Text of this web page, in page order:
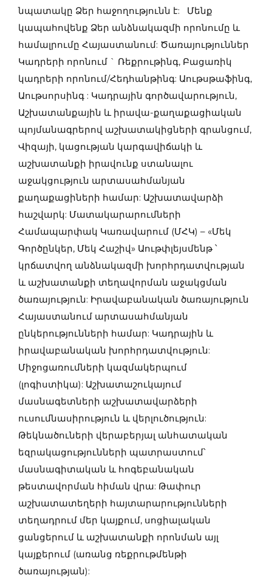
նպատակը Ձեր հաջողությունն է: Մենք
կապահովենք Ձեր անձնակազմի որոնումը և
համալրումը Հայաստանում: Ծառայություններ
Կադրերի որոնում ` Ռեքրութինգ, Բացառիկ
կադրերի որոնում/Հեդհանթինգ: Աութսթաֆինգ,
Աութսորսինգ : Կադրային գործավարություն,
Աշխատանքային և իրավա-քաղաքացիական
պոյմանագրերով աշխատակիցների գրանցում,
Վիզայի, կացության կարգավիճակի և
աշխատանքի իրավունք ստանալու
աջակցություն արտասահմանյան
քաղաքացիների համար: Աշխատավարձի
հաշվարկ: Մատակարարումների
Համապարփակ Կառավարում (ՄՀԿ) – «Մեկ
Գործընկեր, Մեկ Հաշիվ» Աութփլեյսմենթ ՝
կրճատվող անձնակազմի խորհրդատվության
և աշխատանքի տեղավորման աջակցման
ծառայություն: Իրավաբանական ծառայություն
Հայաստանում արտասահմանյան
ընկերությունների համար: Կադրային և
իրավաբանական խորհրդատվություն:
Միջոցառումների կազմակերպում
(լոգիստիկա): Աշխատաշուկայում
մասնագետների աշխատավարձերի
ուսումնասիրություն և վերլուծություն:
Թեկնածուների վերաբերյալ անհատական
եզրակացությունների պատրաստում՝
մասնագիտական և հոգեբանական
թեստավորման հիման վրա: Թափուր
աշխատատեղերի հայտարարությունների
տեղադրում մեր կայքում, սոցիալական
ցանցերում և աշխատանքի որոնման այլ
կայքերում (առանց ռեքրութմենթի
ծառայության):